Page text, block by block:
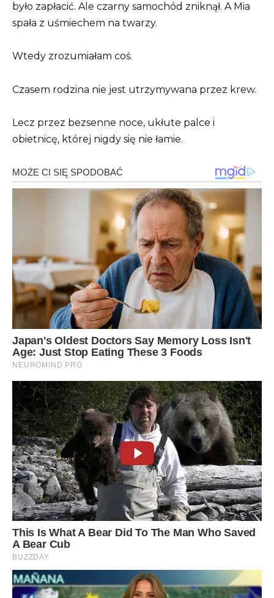
było zapłacić. Ale czarny samochód zniknął. A Mia
spała z uśmiechem na twarzy.
Wtedy zrozumiałam coś.
Czasem rodzina nie jest utrzymywana przez krew.
Lecz przez bezsenne noce, ukłute palce i
obietnicę, której nigdy się nie łamie.